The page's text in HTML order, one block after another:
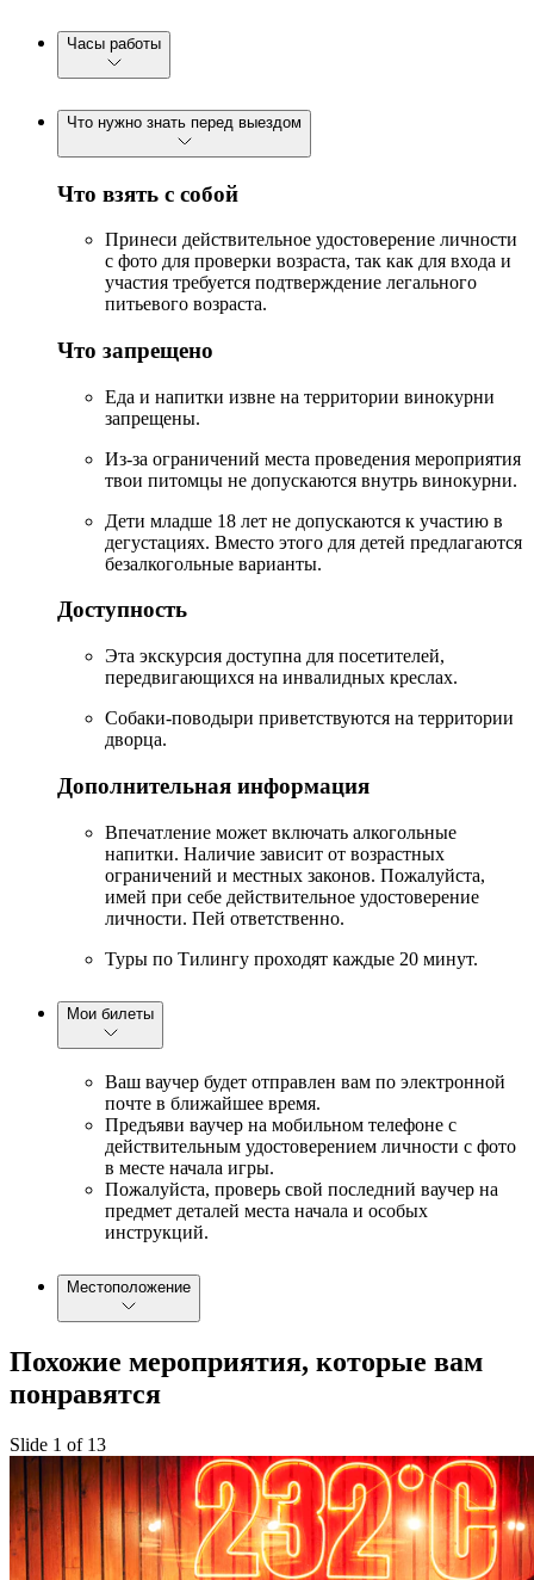
Часы работы
Что нужно знать перед выездом
Что взять с собой
Принеси действительное удостоверение личности
с фото для проверки возраста, так как для входа и
участия требуется подтверждение легального
питьевого возраста.
Что запрещено
Еда и напитки извне на территории винокурни
запрещены.
Из-за ограничений места проведения мероприятия
твои питомцы не допускаются внутрь винокурни.
Дети младше 18 лет не допускаются к участию в
дегустациях. Вместо этого для детей предлагаются
безалкогольные варианты.
Доступность
Эта экскурсия доступна для посетителей,
передвигающихся на инвалидных креслах.
Собаки-поводыри приветствуются на территории
дворца.
Дополнительная информация
Впечатление может включать алкогольные
напитки. Наличие зависит от возрастных
ограничений и местных законов. Пожалуйста,
имей при себе действительное удостоверение
личности. Пей ответственно.
Туры по Тилингу проходят каждые 20 минут.
Мои билеты
Ваш ваучер будет отправлен вам по электронной
почте в ближайшее время.
Предъяви ваучер на мобильном телефоне с
действительным удостоверением личности с фото
в месте начала игры.
Пожалуйста, проверь свой последний ваучер на
предмет деталей места начала и особых
инструкций.
Местоположение
Похожие мероприятия, которые вам
понравятся
Slide 1 of 13